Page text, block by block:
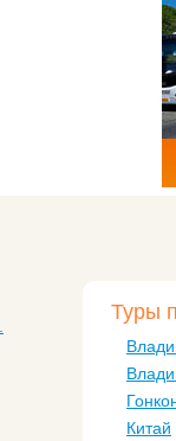
Туры
Китай